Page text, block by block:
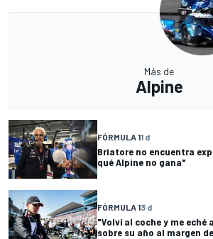
Más de
Alpine
FÓRMULA 11 d
Briatore no encuentra
qué Alpine no gana"
FÓRMULA 13 d
"Volví al coche y me eché
sobre su año al margen de